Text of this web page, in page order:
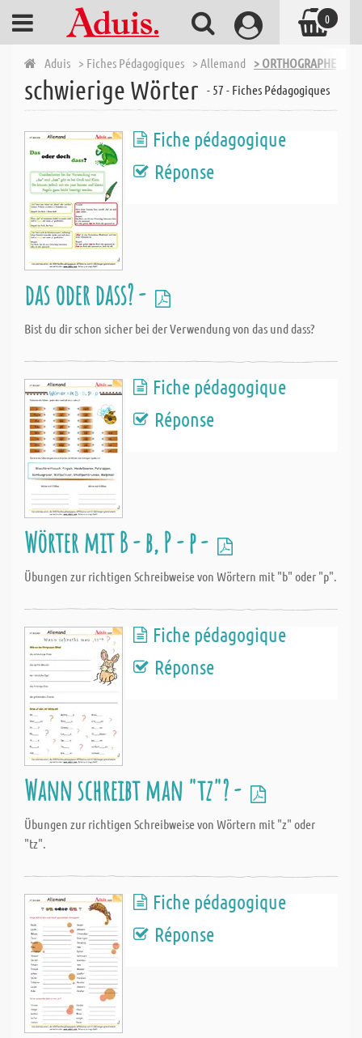
Aduis > Fiches Pédagogiques > Allemand > ORTHOGRAPHE
schwierige Wörter - 57 - Fiches Pédagogiques
Fiche pédagogique
Réponse
das oder dass? -
Bist du dir schon sicher bei der Verwendung von das und dass?
Fiche pédagogique
Réponse
Wörter mit B - b, P - p -
Übungen zur richtigen Schreibweise von Wörtern mit "b" oder "p".
Fiche pédagogique
Réponse
Wann schreibt man "tz"? -
Übungen zur richtigen Schreibweise von Wörtern mit "z" oder
"tz".
Fiche pédagogique
Réponse
0